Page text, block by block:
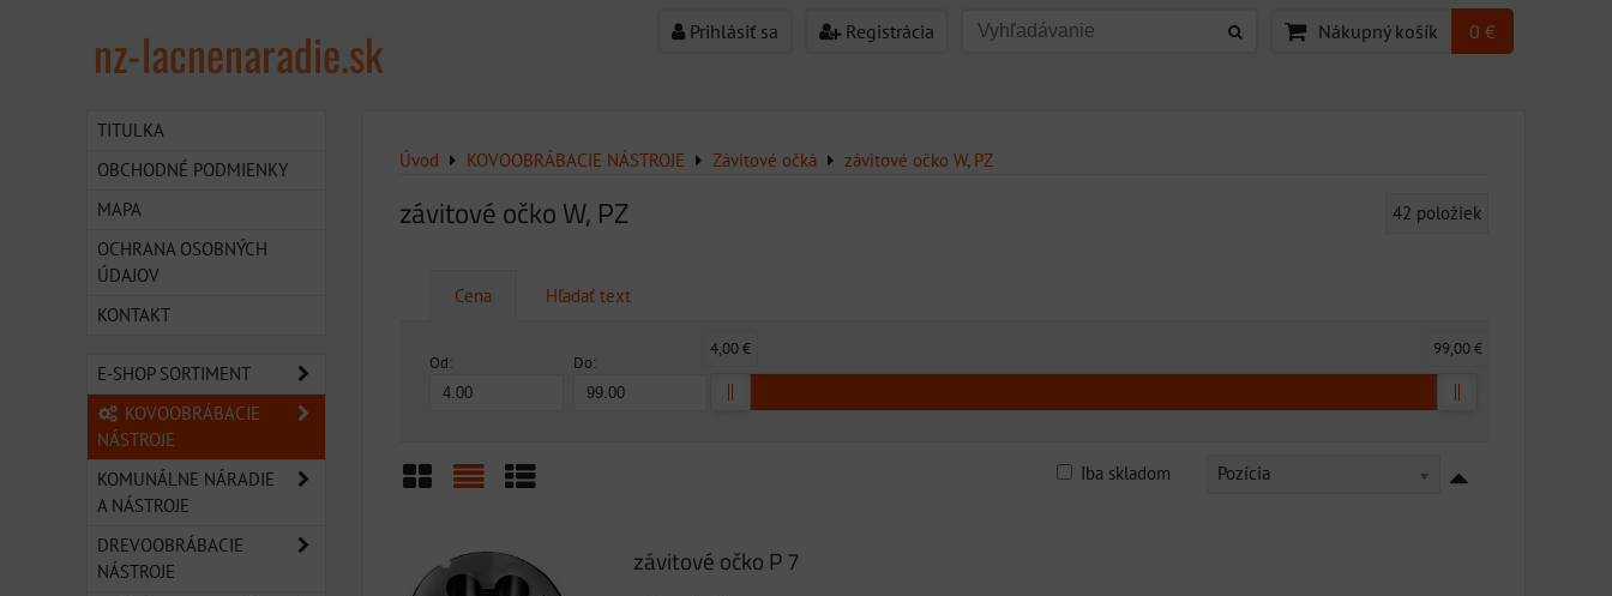
Prihlásiť sa Registrácia Nákupný košík 0 €
nz-lacnenaradie.sk
Úvod KOVOOBRÁBACIE NÁSTROJE Závitové očká závitové očko W, PZ
závitové očko W, PZ 42 položiek
Cena Hľadať text
Od: Do:
4,00 € 99,00 €
Pozícia
Iba skladom
závitové očko P 7
TITULKA
OBCHODNÉ PODMIENKY
MAPA
OCHRANA OSOBNÝCH
ÚDAJOV
KONTAKT
E-SHOP SORTIMENT
KOVOOBRÁBACIE
NÁSTROJE
KOMUNÁLNE NÁRADIE
A NÁSTROJE
DREVOOBRÁBACIE
NÁSTROJE